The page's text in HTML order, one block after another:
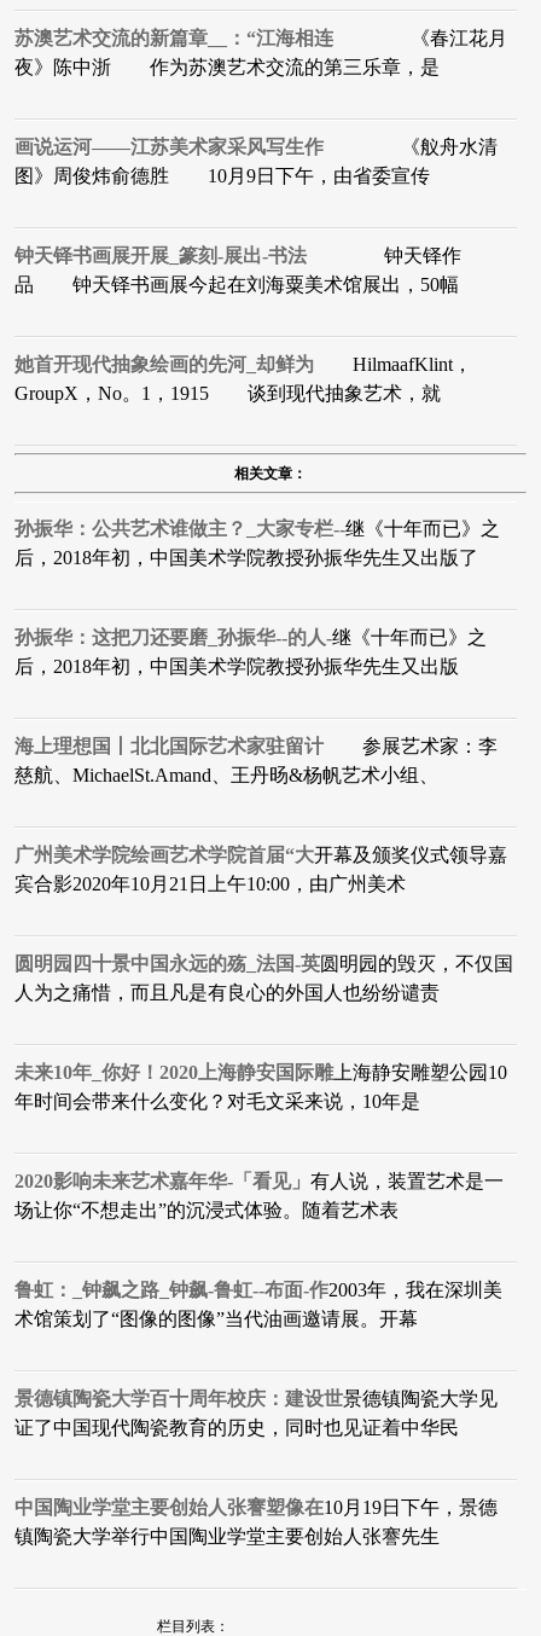
苏澳艺术交流的新篇章__：“江海相连 《春江花月
夜》陈中浙 作为苏澳艺术交流的第三乐章，是
画说运河——江苏美术家采风写生作 《舣舟水清
图》周俊炜俞德胜 10月9日下午，由省委宣传
钟天铎书画展开展_篆刻-展出-书法 钟天铎作
品 钟天铎书画展今起在刘海粟美术馆展出，50幅
她首开现代抽象绘画的先河_却鲜为 HilmaafKlint，
GroupX，No。1，1915 谈到现代抽象艺术，就
相关文章：
孙振华：公共艺术谁做主？_大家专栏--继《十年而已》之
后，2018年初，中国美术学院教授孙振华先生又出版了
孙振华：这把刀还要磨_孙振华--的人-​继《十年而已》之
后，2018年初，中国美术学院教授孙振华先生又出版
海上理想国丨北北国际艺术家驻留计 参展艺术家：李
慈航、MichaelSt.Amand、王丹旸&杨帆艺术小组、
广州美术学院绘画艺术学院首届“大开幕及颁奖仪式领导嘉
宾合影2020年10月21日上午10:00，由广州美术
圆明园四十景中国永远的殇_法国-英圆明园的毁灭，不仅国
人为之痛惜，而且凡是有良心的外国人也纷纷谴责
未来10年_你好！2020上海静安国际雕上海静安雕塑公园10
年时间会带来什么变化？对毛文采来说，10年是‌‌
2020影响未来艺术嘉年华-「看见」 有人说，装置艺术是一
场让你“不想走出”的沉浸式体验。随着艺术表
鲁虹：_钟飙之路_钟飙-鲁虹--布面-作2003年，我在深圳美
术馆策划了“图像的图像”当代油画邀请展。开幕
景德镇陶瓷大学百十周年校庆：建设世景德镇陶瓷大学见
证了中国现代陶瓷教育的历史，同时也见证着中华民
中国陶业学堂主要创始人张謇塑像在10月19日下午，景德
镇陶瓷大学举行中国陶业学堂主要创始人张謇先生
栏目列表：